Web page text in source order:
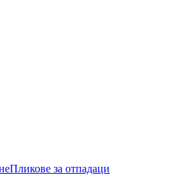
Пликове за отпадаци